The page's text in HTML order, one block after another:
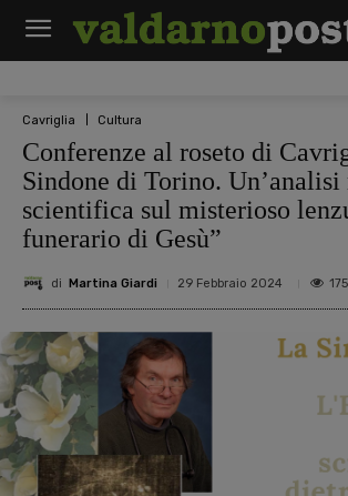
Cavriglia Cultura
Conferenze al roseto di
Sindone di Torino.
scientifica sul misterioso
funerario di Gesù”
di Martina Giardi 29 Febbraio 2024